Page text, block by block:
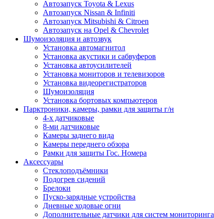
Автозапуск Toyota & Lexus
Автозапуск Nissan & Infiniti
Автозапуск Mitsubishi & Citroen
Автозапуск на Opel & Chevrolet
Шумоизоляция и автозвук
Установка автомагнитол
Установка акустики и сабвуферов
Установка автоусилителей
Установка мониторов и телевизоров
Установка видеорегистраторов
Шумоизоляция
Установка бортовых компьютеров
Парктроники, камеры, рамки для защиты г/н
4-х датчиковые
8-ми датчиковые
Камеры заднего вида
Камеры переднего обзора
Рамки для защиты Гос. Номера
Аксессуары
Стеклоподъёмники
Подогрев сидений
Брелоки
Пуско-зарядные устройства
Дневные ходовые огни
Дополнительные датчики для систем мониторинга